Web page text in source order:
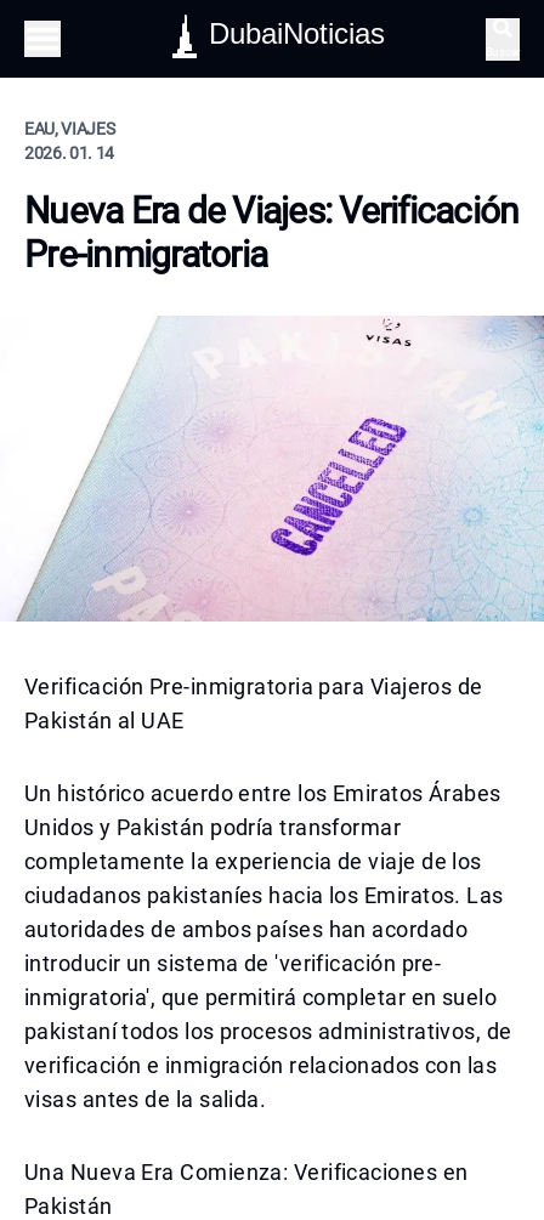
DubaiNoticias
EAU, VIAJES
2026. 01. 14
Nueva Era de Viajes: Verificación
Pre-inmigratoria
Verificación Pre-inmigratoria para Viajeros de
Pakistán al UAE
Un histórico acuerdo entre los Emiratos Árabes
Unidos y Pakistán podría transformar
completamente la experiencia de viaje de los
ciudadanos pakistaníes hacia los Emiratos. Las
autoridades de ambos países han acordado
introducir un sistema de 'verificación pre-
inmigratoria', que permitirá completar en suelo
pakistaní todos los procesos administrativos, de
verificación e inmigración relacionados con las
visas antes de la salida.
Una Nueva Era Comienza: Verificaciones en
Pakistán